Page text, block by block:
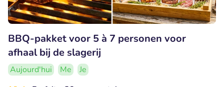
BBQ-pakket voor 5 à 7 personen voor
afhaal bij de slagerij
Aujourd'hui Me
Je